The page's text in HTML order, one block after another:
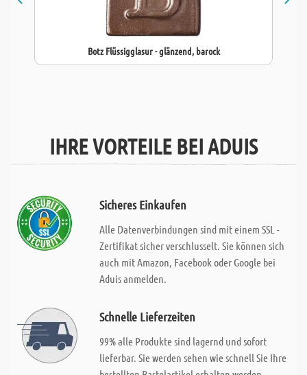
Botz Flüssigglasur - glänzend, barock
IHRE VORTEILE BEI ADUIS
Sicheres Einkaufen
Alle Datenverbindungen sind mit einem SSL -
Zertifikat sicher verschlusselt. Sie können sich
auch mit Amazon, Facebook oder Google bei
Aduis anmelden.
Schnelle Lieferzeiten
99% alle Produkte sind lagernd und sofort
lieferbar. Sie werden sehen wie schnell Sie Ihre